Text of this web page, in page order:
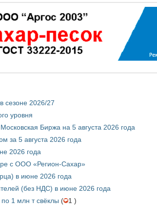
сезоне 2026/27
уровня
Биржа на 5 августа 2026 года
за 5 августа 2026 года
2026 года
с ООО «Регион-Сахар»
в июне 2026 года
(без НДС) в июне 2026 года
1 млн т свёклы (
1 )